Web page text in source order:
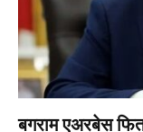
बगराम एअरबेस